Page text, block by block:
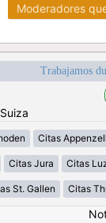
Moderadores
Trabajamos
Citas
Citas Jura Citas
St. Gallen Citas